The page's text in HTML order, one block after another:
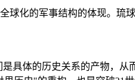
球化的军事结构的体现。琉
具体的历史关系的产物，从